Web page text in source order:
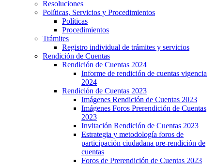
Resoluciones
Políticas, Servicios y Procedimientos
Políticas
Procedimientos
Trámites
Registro individual de trámites y servicios
Rendición de Cuentas
Rendición de Cuentas 2024
Informe de rendición de cuentas vigencia
2024
Rendición de Cuentas 2023
Imágenes Rendición de Cuentas 2023
Imágenes Foros Prerendición de Cuentas
2023
Invitación Rendición de Cuentas 2023
Estrategia y metodología foros de
participación ciudadana pre-rendición de
cuentas
Foros de Prerendición de Cuentas 2023